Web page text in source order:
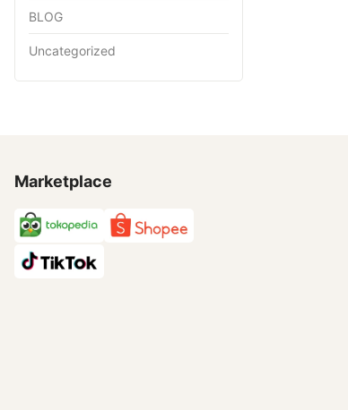
BLOG
Uncategorized
Marketplace